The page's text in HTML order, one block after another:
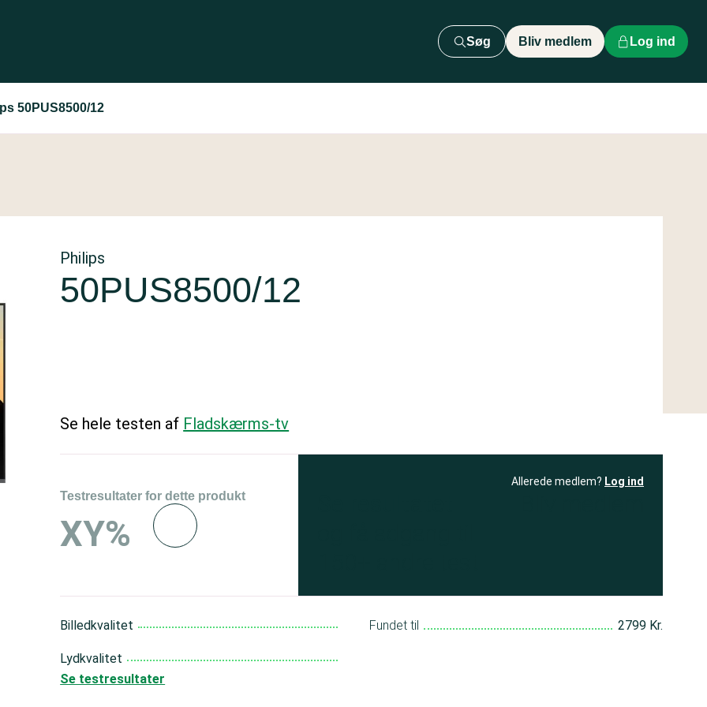
Søg Bliv medlem Log ind
50PUS8500/12
Philips
50PUS8500/12
Se hele testen af Fladskærms-tv
Testresultater for dette produkt
XY%
Allerede medlem? Log ind
Billedkvalitet
Lydkvalitet
Fundet til 2799 Kr.
Se testresultater